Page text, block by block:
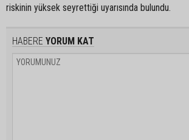
riskinin yüksek seyrettiği uyarısında bulundu.
HABERE YORUM KAT